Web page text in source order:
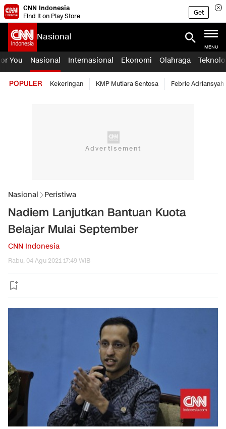
CNN Indonesia
Find it on Play Store
Get
Nasional
MENU
You Nasional Internasional Ekonomi Olahraga
POPULER Kekeringan KMP Mutiara Sentosa Febrie Adriansyah
Nasional Peristiwa
Nadiem Lanjutkan Bantuan Kuota
Belajar Mulai September
CNN Indonesia
Rabu, 04 Agu 2021 17:49 WIB